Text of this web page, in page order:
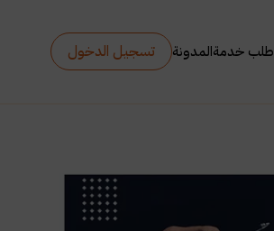
طلب خدمةالمدونة تسجيل الدخول